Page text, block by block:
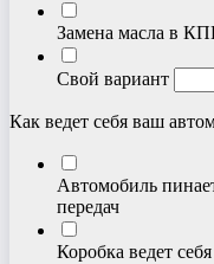
Замена масла в
Свой вариант
Как ведет себя ваш
Автомобиль
передач
Коробка ведет